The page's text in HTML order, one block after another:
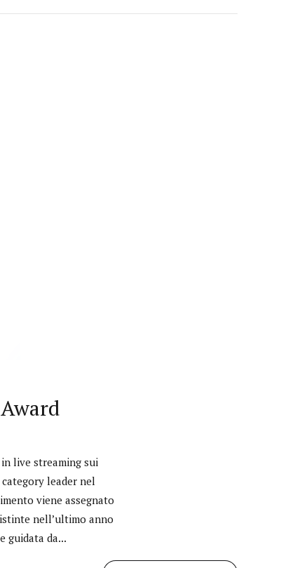
live streaming sui
category leader nel
viene assegnato
nell’ultimo anno
guidata da...